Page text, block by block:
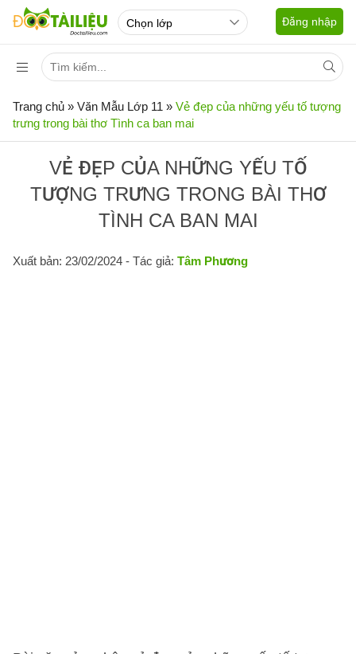
Đăng nhập
Trang chủ » Văn Mẫu Lớp 11 » Vẻ đẹp của những yếu tố tượng
trưng trong bài thơ Tình ca ban mai
VẺ ĐẸP CỦA NHỮNG YẾU TỐ
TƯỢNG TRƯNG TRONG BÀI THƠ
TÌNH CA BAN MAI
Xuất bản: 23/02/2024 - Tác giả: Tâm Phương